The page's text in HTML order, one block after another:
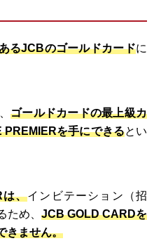
るJCBのゴールドカードに
ゴールドカードの最上級カ
を手にできるとい
は、インビテーション（招
ため、 JCB GOLD CARDを
きません。